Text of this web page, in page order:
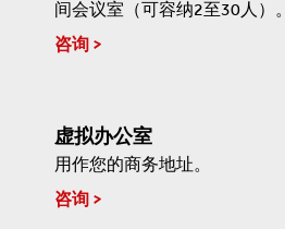
间会议室（可容纳2至30人）。
咨询
虚拟办公室
用作您的商务地址。
咨询